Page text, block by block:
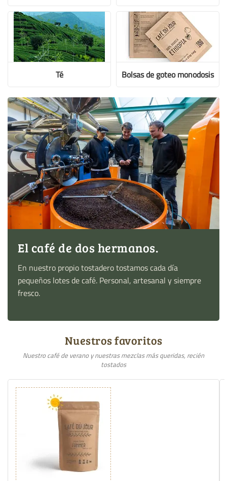
Té Bolsas de goteo monodosis
El café de dos hermanos.
En nuestro propio tostadero tostamos cada día
pequeños lotes de café. Personal, artesanal y siempre
fresco.
Nuestros favoritos
Nuestro café de verano y nuestras mezclas más queridas, recién
tostados